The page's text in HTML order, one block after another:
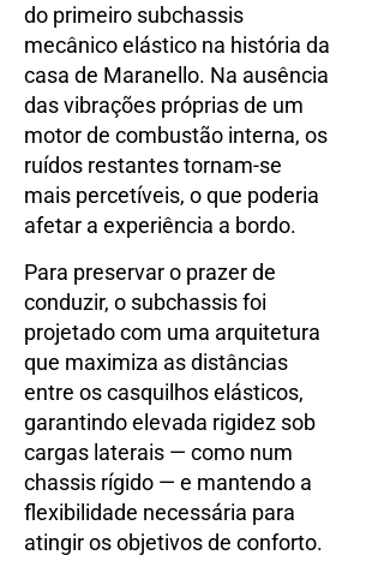
do primeiro subchassis
mecânico elástico na história da
casa de Maranello. Na ausência
das vibrações próprias de um
motor de combustão interna, os
ruídos restantes tornam-se
mais percetíveis, o que poderia
afetar a experiência a bordo.
Para preservar o prazer de
conduzir, o subchassis foi
projetado com uma arquitetura
que maximiza as distâncias
entre os casquilhos elásticos,
garantindo elevada rigidez sob
cargas laterais — como num
chassis rígido — e mantendo a
flexibilidade necessária para
atingir os objetivos de conforto.